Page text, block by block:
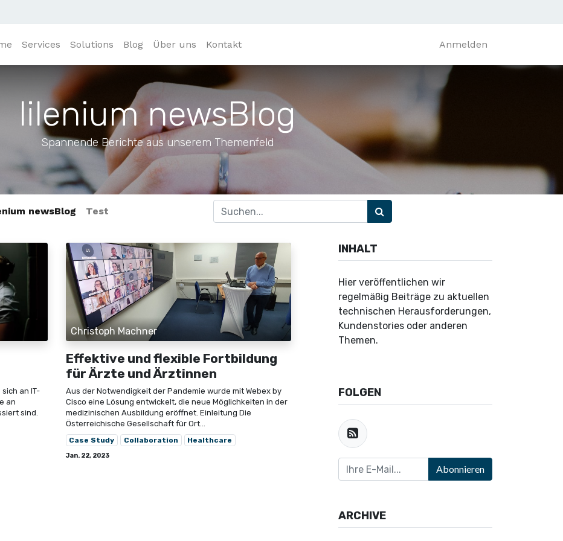
Services Solutions Blog Über uns Kontakt Anmelden
lilenium newsBlog
Spannende Berichte aus unserem Themenfeld
newsBlog Test
an IT-
an
sind.
Christoph Machner
Effektive und flexible Fortbildung
für Ärzte und Ärztinnen
Aus der Notwendigkeit der Pandemie wurde mit Webex by
Cisco eine Lösung entwickelt, die neue Möglichkeiten in der
medizinischen Ausbildung eröffnet. Einleitung Die
Österreichische Gesellschaft für Ort...
Case Study Collaboration Healthcare
Jan. 22, 2023
INHALT
Hier veröffentlichen wir
regelmäßig Beiträge zu aktuellen
technischen Herausforderungen,
Kundenstories oder anderen
Themen.
FOLGEN
Abonnieren
ARCHIVE